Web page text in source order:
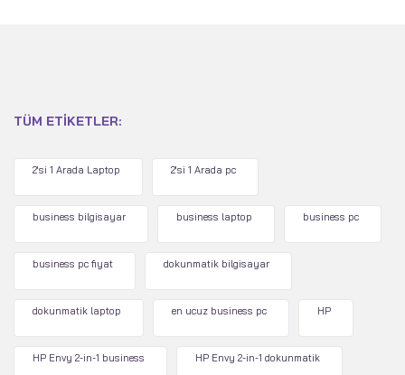
TÜM ETIKETLER:
2'si 1 Arada Laptop 2'si 1 Arada pc
business bilgisayar business laptop business pc
business pc fiyat dokunmatik bilgisayar
dokunmatik laptop en ucuz business pc HP
HP Envy 2-in-1 business HP Envy 2-in-1 dokunmatik